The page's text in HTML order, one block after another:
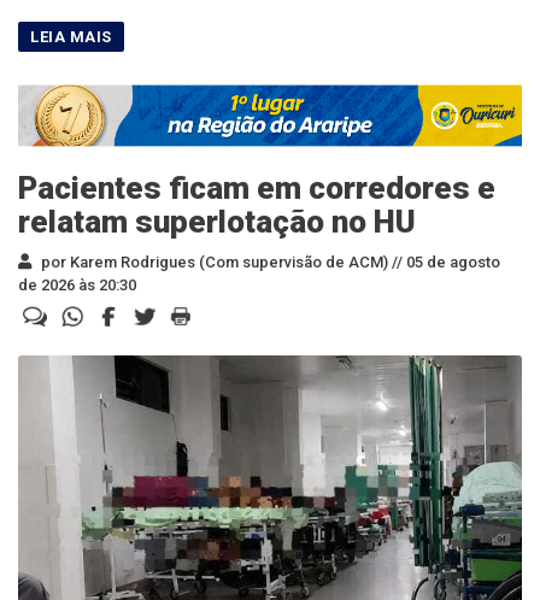
Pacientes ficam em corredores e
relatam superlotação no HU
por Karem Rodrigues (Com supervisão de ACM) // 05 de agosto
de 2026 às 20:30